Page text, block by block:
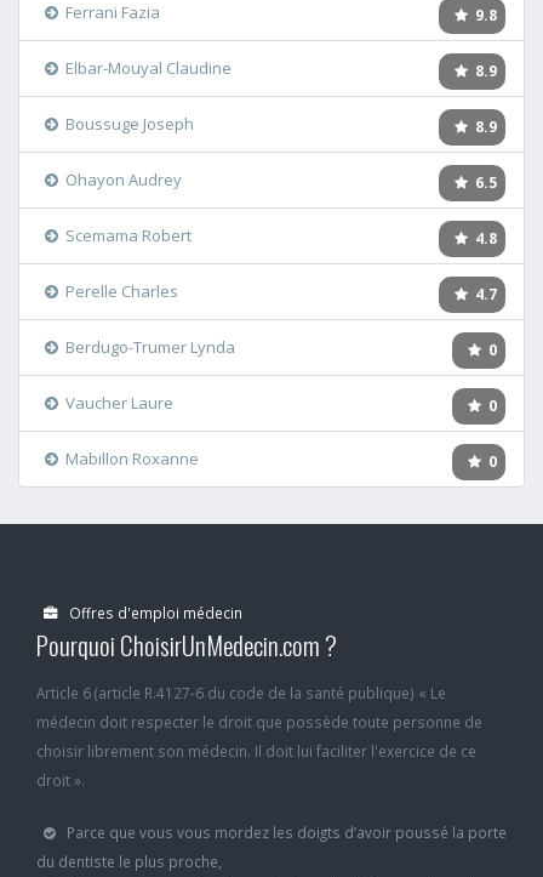
9.8
Ferrani Fazia
8.9
Elbar-Mouyal Claudine
8.9
Boussuge Joseph
6.5
Ohayon Audrey
4.8
Scemama Robert
4.7
Perelle Charles
0
Berdugo-Trumer Lynda
0
Vaucher Laure
0
Mabillon Roxanne
Offres d'emploi médecin
Pourquoi ChoisirUnMedecin.com ?
Article 6 (article R.4127-6 du code de la santé publique) « Le
médecin doit respecter le droit que possède toute personne de
choisir librement son médecin. Il doit lui faciliter l'exercice de ce
droit ».
Parce que vous vous mordez les doigts d’avoir poussé la porte
du dentiste le plus proche,